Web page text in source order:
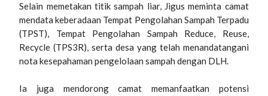
Selain memetakan titik sampah liar, Jigus meminta camat
mendata keberadaan Tempat Pengolahan Sampah Terpadu
(TPST), Tempat Pengolahan Sampah Reduce, Reuse,
Recycle (TPS3R), serta desa yang telah menandatangani
nota kesepahaman pengelolaan sampah dengan DLH.
Ia juga mendorong camat memanfaatkan potensi